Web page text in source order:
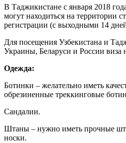
В Таджикистане с января 2018
могут находиться на территории
регистрации (с выходными 14
Для посещения Узбекистана и
Украины, Беларуси и России виза
Одежда:
Ботинки – желательно иметь
обрезиненные треккинговые
Сандалии.
Штаны – нужно иметь прочные
носки.